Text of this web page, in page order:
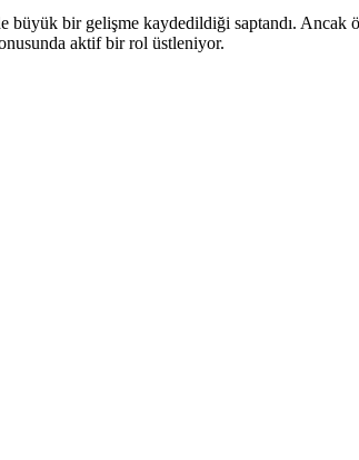
bir gelişme kaydedildiği saptandı. Ancak
aktif bir rol üstleniyor.